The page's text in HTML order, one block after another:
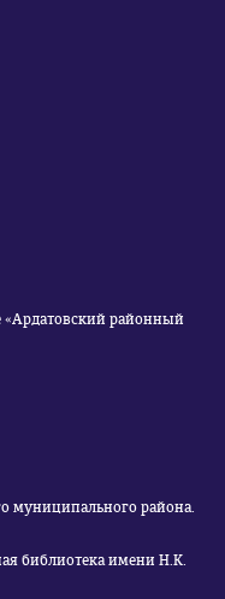
муниципального района.
библиотека имени Н.К.